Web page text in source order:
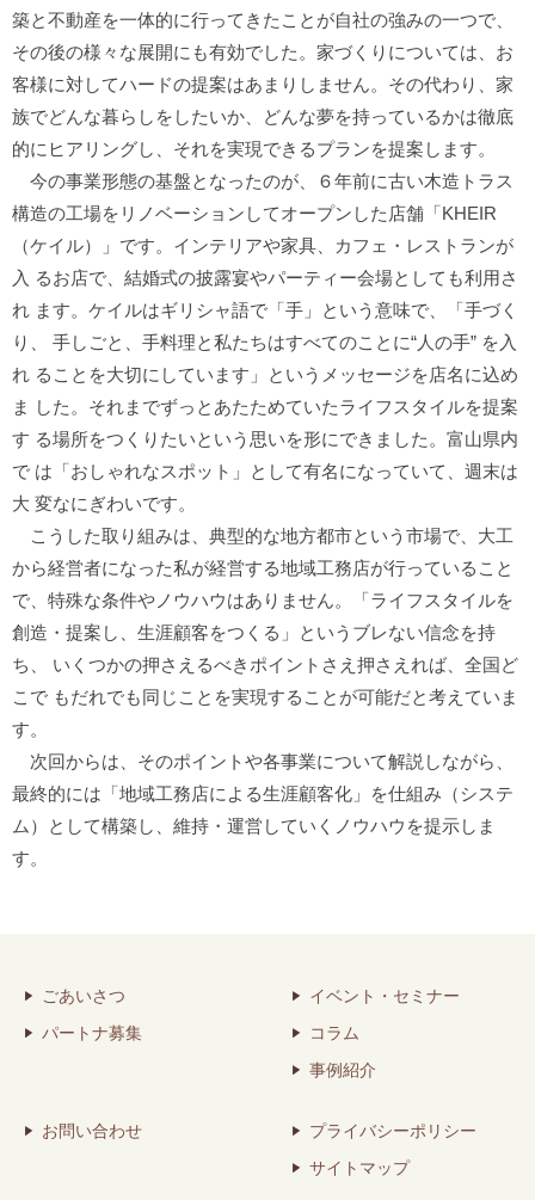
築と不動産を一体的に行ってきたことが自社の強みの一つで、
その後の様々な展開にも有効でした。家づくりについては、お
客様に対してハードの提案はあまりしません。その代わり、家
族でどんな暮らしをしたいか、どんな夢を持っているかは徹底
的にヒアリングし、それを実現できるプランを提案します。
今の事業形態の基盤となったのが、６年前に古い木造トラス
構造の工場をリノベーションしてオープンした店舗「KHEIR
（ケイル）」です。インテリアや家具、カフェ・レストランが
入 るお店で、結婚式の披露宴やパーティー会場としても利用さ
れ ます。ケイルはギリシャ語で「手」という意味で、「手づく
り、 手しごと、手料理と私たちはすべてのことに“人の手” を入
れ ることを大切にしています」というメッセージを店名に込め
ま した。それまでずっとあたためていたライフスタイルを提案
す る場所をつくりたいという思いを形にできました。富山県内
で は「おしゃれなスポット」として有名になっていて、週末は
大 変なにぎわいです。
こうした取り組みは、典型的な地方都市という市場で、大工
から経営者になった私が経営する地域工務店が行っていること
で、特殊な条件やノウハウはありません。「ライフスタイルを
創造・提案し、生涯顧客をつくる」というブレない信念を持
ち、 いくつかの押さえるべきポイントさえ押さえれば、全国ど
こで もだれでも同じことを実現することが可能だと考えていま
す。
次回からは、そのポイントや各事業について解説しながら、
最終的には「地域工務店による生涯顧客化」を仕組み（システ
ム）として構築し、維持・運営していくノウハウを提示しま
す。
ごあいさつ
パートナ募集
イベント・セミナー
コラム
事例紹介
お問い合わせ プライバシーポリシー
サイトマップ